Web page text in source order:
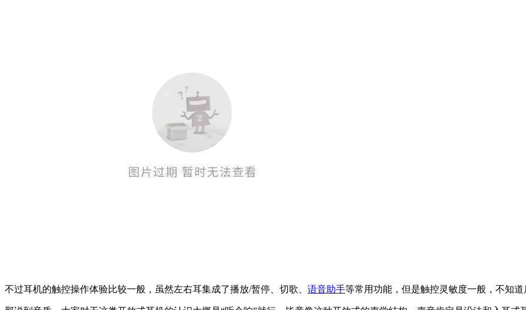
不过耳机的触控操作体验比较一般，虽然左右耳集成了播放/暂停、切歌、 语音助手等常用功能，但是触控灵敏度一般，不知道